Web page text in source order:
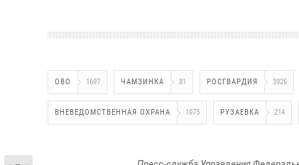
ОВО 1697 ЧАМЗИНКА 81 РОСГВАРДИЯ 3926
ВНЕВЕДОМСТВЕННАЯ ОХРАНА 1975 РУЗАЕВКА 214